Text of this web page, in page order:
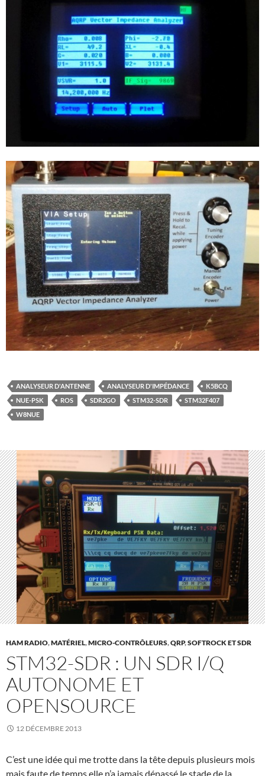
ANALYSEUR D'ANTENNE ANALYSEUR D'IMPÉDANCE
K5BCQ
NUE-PSK
ROS SDR2GO STM32-SDR
STM32F407
W8NUE
HAM RADIO,MATÉRIEL,MICRO-CONTRÔLEURS,QRP,SOFTROCK ET SDR
STM32-SDR : UN SDR I/Q
AUTONOME ET
OPENSOURCE
12 DÉCEMBRE 2013
C’est une idée qui me trotte dans la tête depuis plusieurs mois
mais faute de temps elle n’a jamais dépassé le stade de la